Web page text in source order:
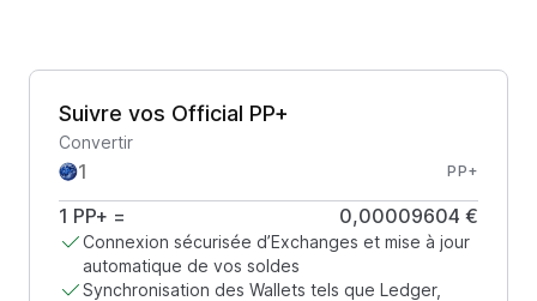
Suivre vos Official PP+
Convertir
PP+
1 PP+ = 0,00009604 €
Connexion sécurisée d’Exchanges et mise à jour
automatique de vos soldes
Synchronisation des Wallets tels que Ledger,